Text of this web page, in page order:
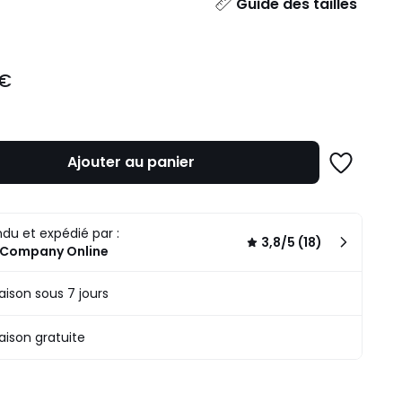
Ajouter au panier
Ajouter
et expédié par :
Online
3,8/5 (18)
sous 7 jours
gratuite